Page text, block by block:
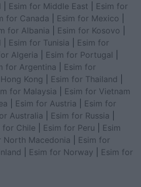
Esim for Middle East
Esim for
for Canada Esim for Mexico
for Albania Esim for Kosovo
Esim for Tunisia
Esim for
Algeria Esim for Portugal
for Argentina
Esim for
Kong Esim for Thailand
for Malaysia
Esim for Vietnam
Esim for Austria
Esim for
Australia Esim for Russia
for Chile Esim for Peru
Esim
North Macedonia
Esim for
Esim for Norway
Esim for